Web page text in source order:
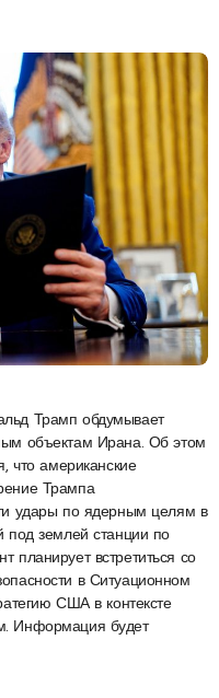
объектам Ирана. Об этом
что американские
Трампа
удары по ядерным целям в
под землей станции по
планирует встретиться со
в Ситуационном
США в контексте
Информация будет